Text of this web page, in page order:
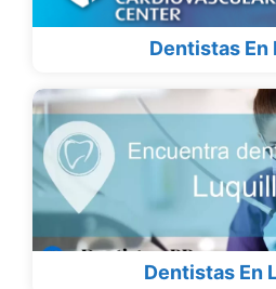
Dentistas En
Dentistas En